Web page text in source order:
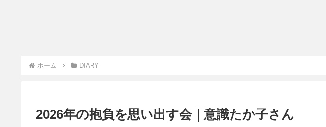
ホーム DIARY
2026年の抱負を思い出す会｜意識たか子さん